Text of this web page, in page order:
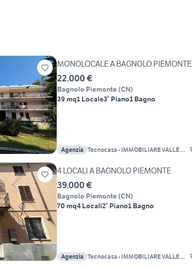
MONOLOCALE A BAGNOLO PIEMONTE
22.000 €
Bagnolo Piemonte (CN)
39 mq1 Locale3° Piano1 Bagno
Agenzia Tecnocasa - IMMOBILIARE VALLE PO
4 LOCALI A BAGNOLO PIEMONTE
39.000 €
Bagnolo Piemonte (CN)
70 mq4 Locali2° Piano1 Bagno
Agenzia Tecnocasa - IMMOBILIARE VALLE PO